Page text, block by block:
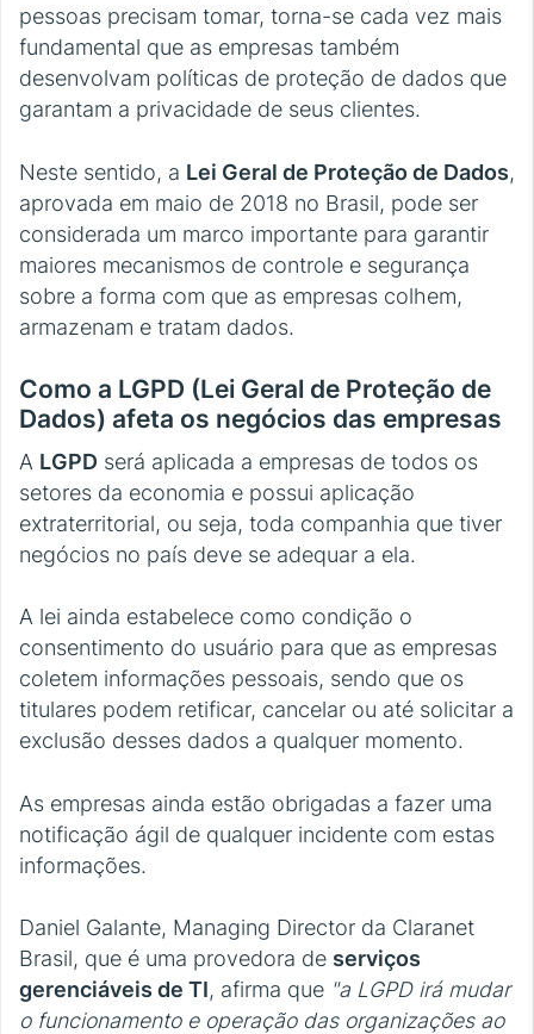
pessoas precisam tomar, torna-se cada vez mais
fundamental que as empresas também
desenvolvam políticas de proteção de dados que
garantam a privacidade de seus clientes.
Neste sentido, a Lei Geral de Proteção de Dados,
aprovada em maio de 2018 no Brasil, pode ser
considerada um marco importante para garantir
maiores mecanismos de controle e segurança
sobre a forma com que as empresas colhem,
armazenam e tratam dados.
Como a LGPD (Lei Geral de Proteção de
Dados) afeta os negócios das empresas
A LGPD será aplicada a empresas de todos os
setores da economia e possui aplicação
extraterritorial, ou seja, toda companhia que tiver
negócios no país deve se adequar a ela.
A lei ainda estabelece como condição o
consentimento do usuário para que as empresas
coletem informações pessoais, sendo que os
titulares podem retificar, cancelar ou até solicitar a
exclusão desses dados a qualquer momento.
As empresas ainda estão obrigadas a fazer uma
notificação ágil de qualquer incidente com estas
informações.
Daniel Galante, Managing Director da Claranet
Brasil, que é uma provedora de serviços
gerenciáveis de TI, afirma que "a LGPD irá mudar
o funcionamento e operação das organizações ao